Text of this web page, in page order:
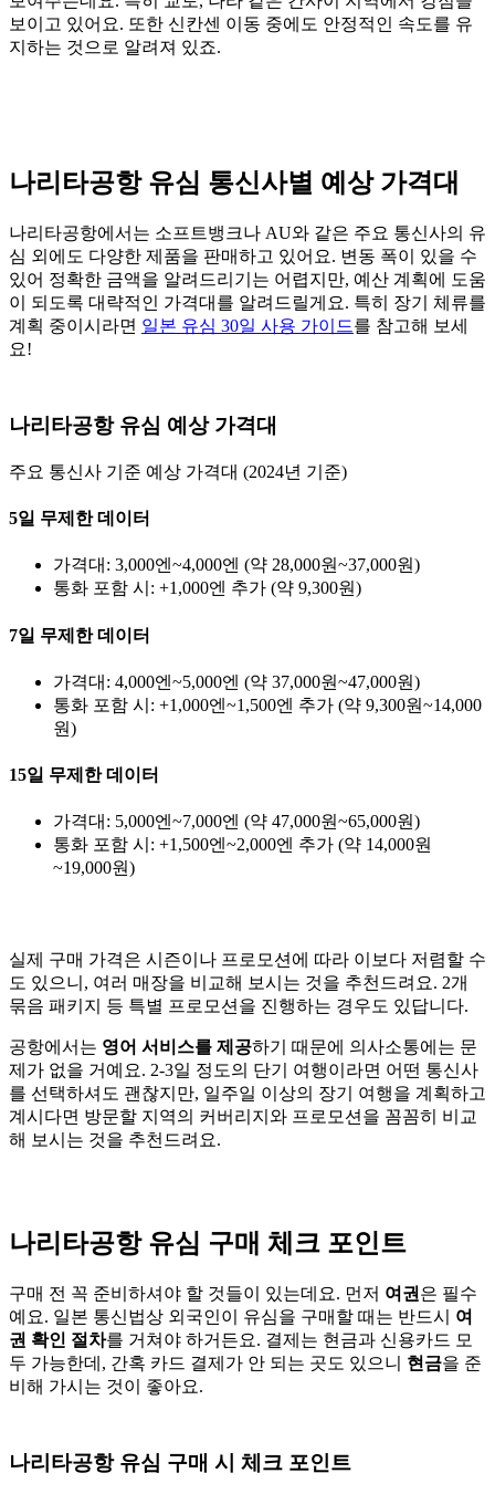
보이고 있어요. 또한 신칸센 이동 중에도 안정적인 속도를 유
지하는 것으로 알려져 있죠.
나리타공항 유심 통신사별 예상 가격대
나리타공항에서는 소프트뱅크나 AU와 같은 주요 통신사의 유
심 외에도 다양한 제품을 판매하고 있어요. 변동 폭이 있을 수
있어 정확한 금액을 알려드리기는 어렵지만, 예산 계획에 도움
이 되도록 대략적인 가격대를 알려드릴게요. 특히 장기 체류를
계획 중이시라면 일본 유심 30일 사용 가이드를 참고해 보세
요!
나리타공항 유심 예상 가격대
주요 통신사 기준 예상 가격대 (2024년 기준)
5일 무제한 데이터
가격대: 3,000엔~4,000엔 (약 28,000원~37,000원)
통화 포함 시: +1,000엔 추가 (약 9,300원)
7일 무제한 데이터
가격대: 4,000엔~5,000엔 (약 37,000원~47,000원)
통화 포함 시: +1,000엔~1,500엔 추가 (약 9,300원~14,000
원)
15일 무제한 데이터
가격대: 5,000엔~7,000엔 (약 47,000원~65,000원)
통화 포함 시: +1,500엔~2,000엔 추가 (약 14,000원
~19,000원)
실제 구매 가격은 시즌이나 프로모션에 따라 이보다 저렴할 수
도 있으니, 여러 매장을 비교해 보시는 것을 추천드려요. 2개
묶음 패키지 등 특별 프로모션을 진행하는 경우도 있답니다.
공항에서는 영어 서비스를 제공하기 때문에 의사소통에는 문
제가 없을 거예요. 2-3일 정도의 단기 여행이라면 어떤 통신사
를 선택하셔도 괜찮지만, 일주일 이상의 장기 여행을 계획하고
계시다면 방문할 지역의 커버리지와 프로모션을 꼼꼼히 비교
해 보시는 것을 추천드려요.
나리타공항 유심 구매 체크 포인트
구매 전 꼭 준비하셔야 할 것들이 있는데요. 먼저 여권 은 필수
예요. 일본 통신법상 외국인이 유심을 구매할 때는 반드시 여
권 확인 절차를 거쳐야 하거든요. 결제는 현금과 신용카드 모
두 가능한데, 간혹 카드 결제가 안 되는 곳도 있으니 현금을 준
비해 가시는 것이 좋아요.
나리타공항 유심 구매 시 체크 포인트